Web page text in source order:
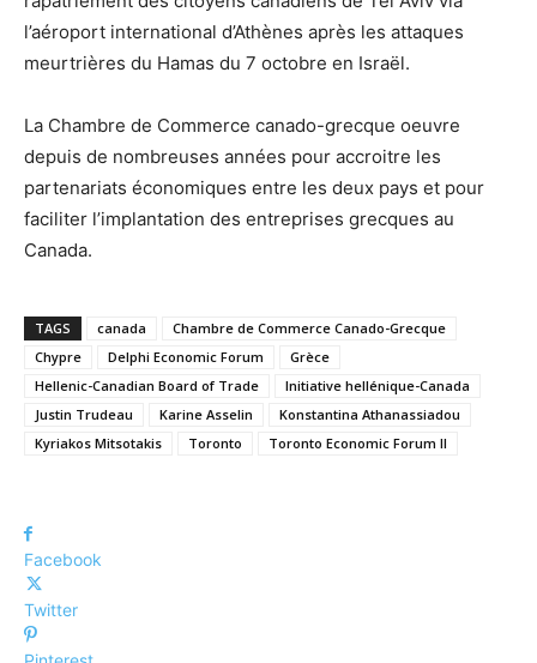
l’aéroport international d’Athènes après les attaques
meurtrières du Hamas du 7 octobre en Israël.
La Chambre de Commerce canado-grecque oeuvre
depuis de nombreuses années pour accroitre les
partenariats économiques entre les deux pays et pour
faciliter l’implantation des entreprises grecques au
Canada.
TAGS canada
Chambre de Commerce Canado-Grecque
Chypre
Delphi Economic Forum
Grèce
Hellenic-Canadian Board of Trade
Initiative hellénique-Canada
Justin Trudeau
Karine Asselin
Konstantina Athanassiadou
Kyriakos Mitsotakis
Toronto Toronto Economic Forum II
Facebook
Twitter